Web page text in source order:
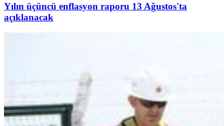
Yılın üçüncü enflasyon raporu 13 Ağustos'ta
açıklanacak